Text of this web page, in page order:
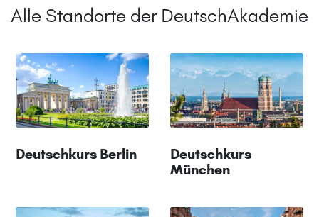
Alle Standorte der DeutschAkademie
Deutschkurs Berlin
Deutschkurs
München